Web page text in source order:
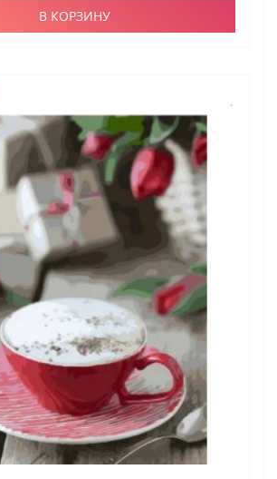
В КОРЗИНУ